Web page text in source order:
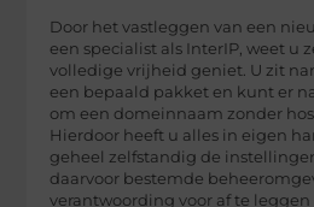
Door het vastleggen van een
een specialist als InterIP, weet u
volledige vrijheid geniet. U zit
een bepaald pakket en kunt er
om een domeinnaam zonder
Hierdoor heeft u alles in eigen
geheel zelfstandig de
daarvoor bestemde
verantwoording voor af te